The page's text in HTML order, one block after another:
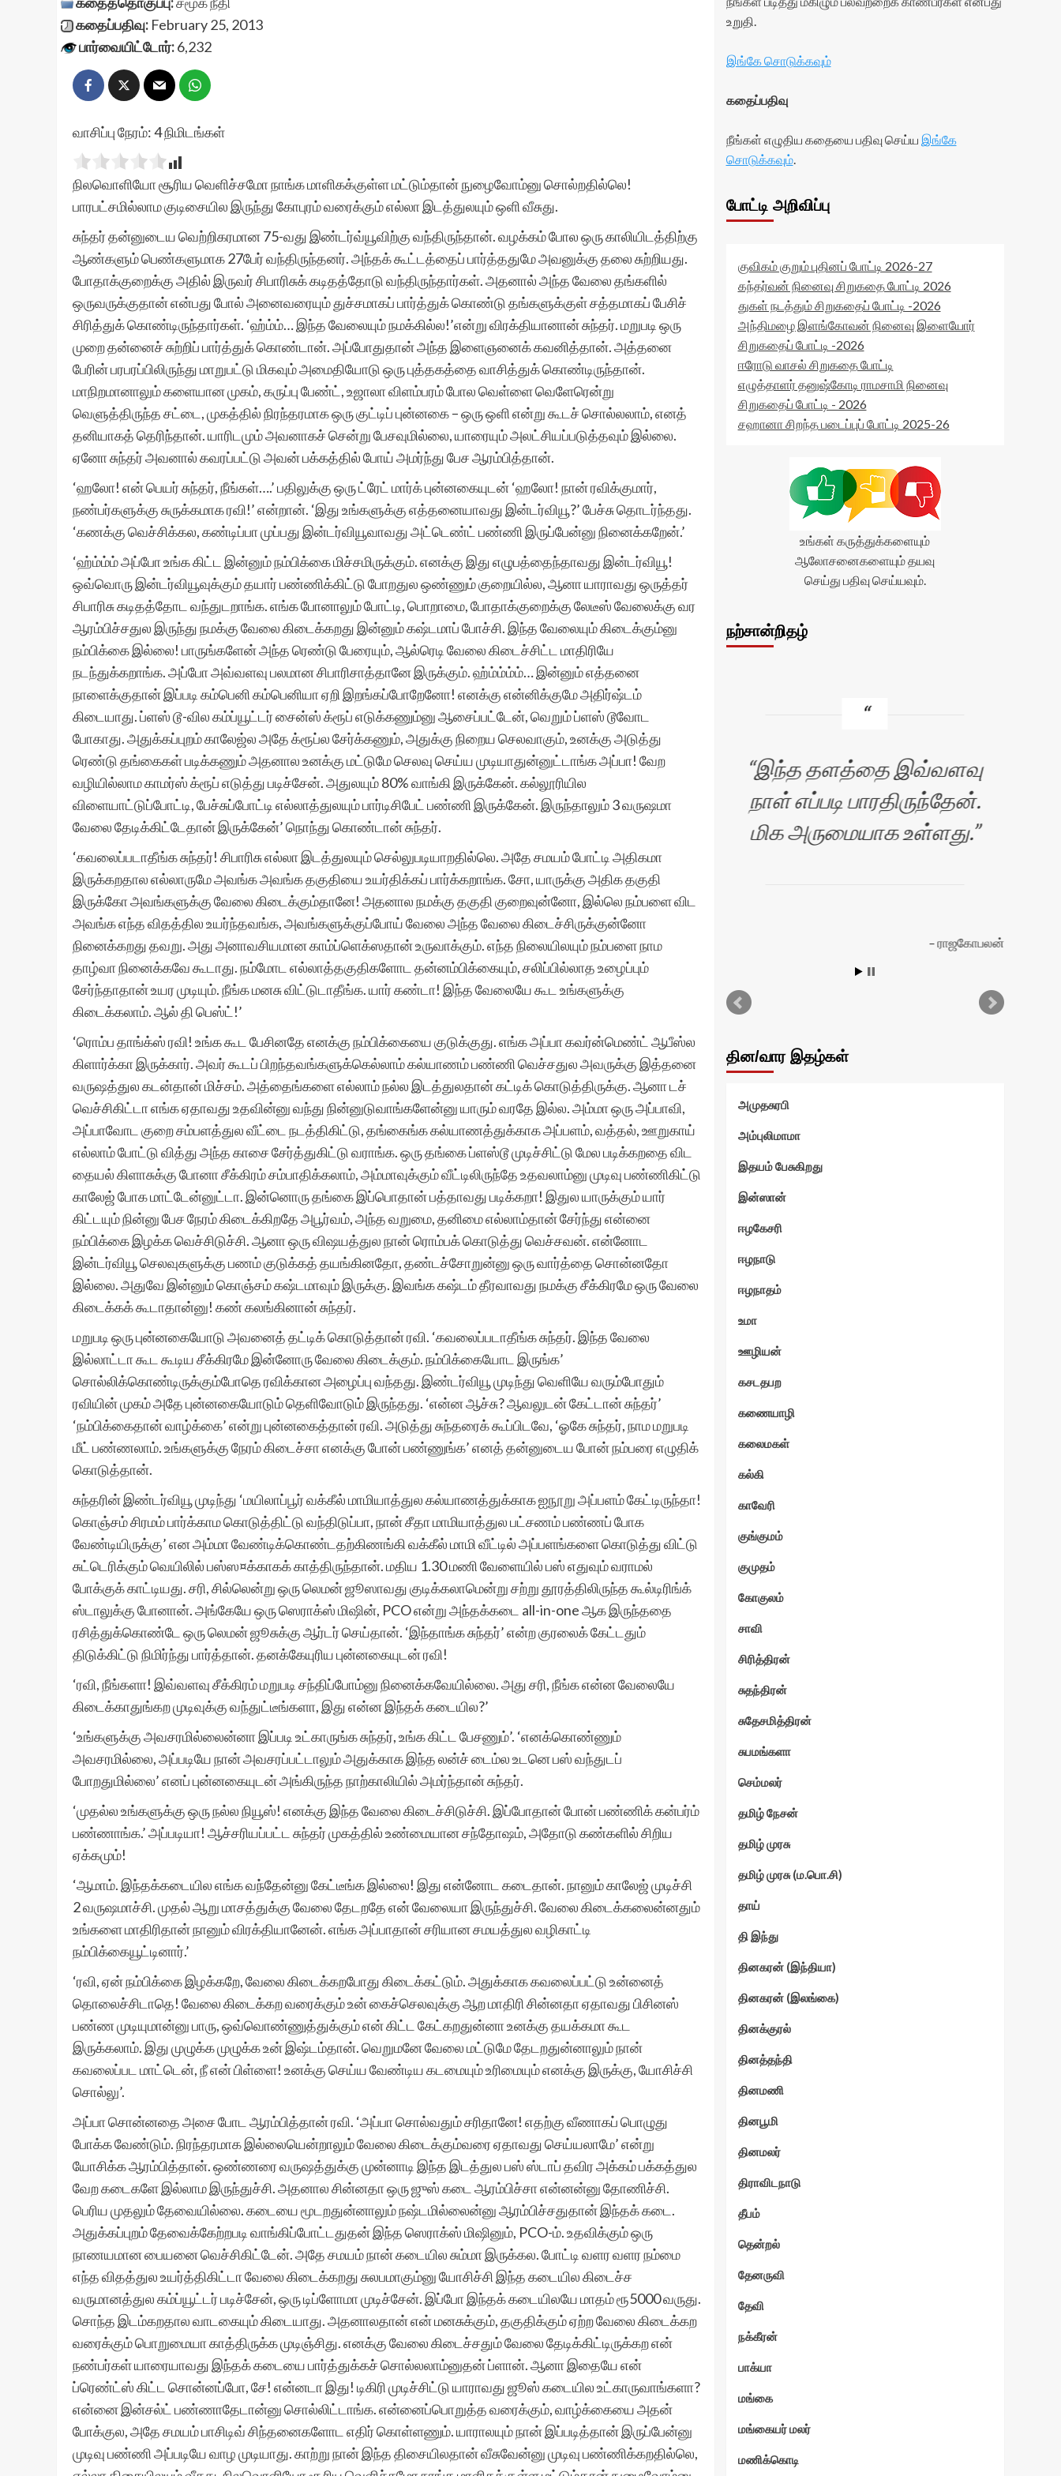
கதைப்பதிவு: February 25, 2013
பார்வையிட்டோர்:6,232
வாசிப்பு நேரம்:4நிமிடங்கள்
நிலவொளியோ சூரிய வெளிச்சமோ நாங்க மாளிகக்குள்ள மட்டும்தான் நுழைவோம்னு சொல்றதில்லெ!
பாரபட்சமில்லாம குடிசையில இருந்து கோபுரம் வரைக்கும் எல்லா இடத்துலயும் ஒளி வீசுது.
சுந்தர் தன்னுடைய வெற்றிகரமான 75-வது இண்டர்வ்யூவிற்கு வந்திருந்தான். வழக்கம் போல ஒரு காலியிடத்திற்கு
ஆண்களும் பெண்களுமாக 27பேர் வந்திருந்தனர். அந்தக் கூட்டத்தைப் பார்த்ததுமே அவனுக்கு தலை சுற்றியது.
போதாக்குறைக்கு அதில் இருவர் சிபாரிசுக் கடிதத்தோடு வந்திருந்தார்கள். அதனால் அந்த வேலை தங்களில்
ஒருவருக்குதான் என்பது போல் அனைவரையும் துச்சமாகப் பார்த்துக் கொண்டு தங்களுக்குள் சத்தமாகப் பேசிச்
சிரித்துக் கொண்டிருந்தார்கள். ‘ஹ்ம்ம்… இந்த வேலையும் நமக்கில்ல!’என்று விரக்தியானான் சுந்தர். மறுபடி ஒரு
முறை தன்னைச் சுற்றிப் பார்த்துக் கொண்டான். அப்போதுதான் அந்த இளைஞனைக் கவனித்தான். அத்தனை
பேரின் பரபரப்பிலிருந்து மாறுபட்டு மிகவும் அமைதியோடு ஒரு புத்தகத்தை வாசித்துக் கொண்டிருந்தான்.
மாநிறமானாலும் களையான முகம், கருப்பு பேண்ட், உஜாலா விளம்பரம் போல வெள்ளை வெளேரென்று
வெளுத்திருந்த சட்டை, முகத்தில் நிரந்தரமாக ஒரு குட்டிப் புன்னகை – ஒரு ஒளி என்று கூடச் சொல்லலாம், எனத்
தனியாகத் தெரிந்தான். யாரிடமும் அவனாகச் சென்று பேசவுமில்லை, யாரையும் அலட்சியப்படுத்தவும் இல்லை.
ஏனோ சுந்தர் அவனால் கவரப்பட்டு அவன் பக்கத்தில் போய் அமர்ந்து பேச ஆரம்பித்தான்.
‘ஹலோ! என் பெயர் சுந்தர், நீங்கள்….’ பதிலுக்கு ஒரு ட்ரேட் மார்க் புன்னகையுடன் ‘ஹலோ! நான் ரவிக்குமார்,
நண்பர்களுக்கு சுருக்கமாக ரவி!’ என்றான். ‘இது உங்களுக்கு எத்தனையாவது இன்டர்வியூ?’ பேச்சு தொடர்ந்தது.
‘கணக்கு வெச்சிக்கல, கண்டிப்பா முப்பது இன்டர்வியூவாவது அட்டெண்ட் பண்ணி இருப்பேன்னு நினைக்கறேன்.’
‘ஹ்ம்ம்ம் அப்போ உங்க கிட்ட இன்னும் நம்பிக்கை மிச்சமிருக்கும். எனக்கு இது எழுபத்தைந்தாவது இன்டர்வியூ!
ஒவ்வொரு இன்டர்வியூவுக்கும் தயார் பண்ணிக்கிட்டு போறதுல ஒண்ணும் குறையில்ல, ஆனா யாராவது ஒருத்தர்
சிபாரிசு கடிதத்தோட வந்துடறாங்க. எங்க போனாலும் போட்டி, பொறாமை, போதாக்குறைக்கு லேடீஸ் வேலைக்கு வர
ஆரம்பிச்சதுல இருந்து நமக்கு வேலை கிடைக்கறது இன்னும் கஷ்டமாப் போச்சி. இந்த வேலையும் கிடைக்கும்னு
நம்பிக்கை இல்லை! பாருங்களேன் அந்த ரெண்டு பேரையும், ஆல்ரெடி வேலை கிடைச்சிட்ட மாதிரியே
நடந்துக்கறாங்க. அப்போ அவ்வளவு பலமான சிபாரிசாத்தானே இருக்கும். ஹ்ம்ம்ம்ம்… இன்னும் எத்தனை
நாளைக்குதான் இப்படி கம்பெனி கம்பெனியா ஏறி இறங்கப்போறேனோ! எனக்கு என்னிக்குமே அதிர்ஷ்டம்
கிடையாது. ப்ளஸ் டூ-வில கம்ப்யூட்டர் சைன்ஸ் க்ரூப் எடுக்கணும்னு ஆசைப்பட்டேன், வெறும் ப்ளஸ் டூவோட
போகாது. அதுக்கப்புறம் காலேஜ்ல அதே க்ரூப்ல சேர்க்கணும், அதுக்கு நிறைய செலவாகும், உனக்கு அடுத்து
ரெண்டு தங்கைகள் படிக்கணும் அதனால உனக்கு மட்டுமே செலவு செய்ய முடியாதுன்னுட்டாங்க அப்பா! வேற
வழியில்லாம காமர்ஸ் க்ரூப் எடுத்து படிச்சேன். அதுலயும் 80% வாங்கி இருக்கேன். கல்லூரியில
விளையாட்டுப்போட்டி, பேச்சுப்போட்டி எல்லாத்துலயும் பார்டிசிபேட் பண்ணி இருக்கேன். இருந்தாலும் 3 வருஷமா
வேலை தேடிக்கிட்டேதான் இருக்கேன்’ நொந்து கொண்டான் சுந்தர்.
‘கவலைப்படாதீங்க சுந்தர்! சிபாரிசு எல்லா இடத்துலயும் செல்லுபடியாறதில்லெ. அதே சமயம் போட்டி அதிகமா
இருக்கறதால எல்லாருமே அவங்க அவங்க தகுதியை உயர்திக்கப் பார்க்கறாங்க. சோ, யாருக்கு அதிக தகுதி
இருக்கோ அவங்களுக்கு வேலை கிடைக்கும்தானே! அதனால நமக்கு தகுதி குறைவுன்னோ, இல்லெ நம்பளை விட
அவங்க எந்த விதத்தில உயர்ந்தவங்க, அவங்களுக்குப்போய் வேலை அந்த வேலை கிடைச்சிருக்குன்னோ
நினைக்கறது தவறு. அது அனாவசியமான காம்ப்ளெக்ஸதான் உருவாக்கும். எந்த நிலையிலயும் நம்பளை நாம
தாழ்வா நினைக்கவே கூடாது. நம்மோட எல்லாத்தகுதிகளோட தன்னம்பிக்கையும், சலிப்பில்லாத உழைப்பும்
சேர்ந்தாதான் உயர முடியும். நீங்க மனசு விட்டுடாதீங்க. யார் கண்டா! இந்த வேலையே கூட உங்களுக்கு
கிடைக்கலாம். ஆல் தி பெஸ்ட்!’
‘ரொம்ப தாங்க்ஸ் ரவி! உங்க கூட பேசினதே எனக்கு நம்பிக்கையை குடுக்குது. எங்க அப்பா கவர்ன்மெண்ட் ஆபீஸ்ல
கிளார்க்கா இருக்கார். அவர் கூடப் பிறந்தவங்களுக்கெல்லாம் கல்யாணம் பண்ணி வெச்சதுல அவருக்கு இத்தனை
வருஷத்துல கடன்தான் மிச்சம். அத்தைங்களை எல்லாம் நல்ல இடத்துலதான் கட்டிக் கொடுத்திருக்கு. ஆனா டச்
வெச்சிகிட்டா எங்க ஏதாவது உதவின்னு வந்து நின்னுடுவாங்களேன்னு யாரும் வரதே இல்ல. அம்மா ஒரு அப்பாவி,
அப்பாவோட குறை சம்பளத்துல வீட்டை நடத்திகிட்டு, தங்கைங்க கல்யாணத்துக்காக அப்பளம், வத்தல், ஊறுகாய்
எல்லாம் போட்டு வித்து அந்த காசை சேர்த்துகிட்டு வராங்க. ஒரு தங்கை ப்ளஸ்டூ முடிச்சிட்டு மேல படிக்கறதை விட
தையல் கிளாசுக்கு போனா சீக்கிரம் சம்பாதிக்கலாம், அம்மாவுக்கும் வீட்டிலிருந்தே உதவலாம்னு முடிவு பண்ணிகிட்டு
காலேஜ் போக மாட்டேன்னுட்டா. இன்னொரு தங்கை இப்பொதான் பத்தாவது படிக்கறா! இதுல யாருக்கும் யார்
கிட்டயும் நின்னு பேச நேரம் கிடைக்கிறதே அபூர்வம், அந்த வறுமை, தனிமை எல்லாம்தான் சேர்ந்து என்னை
நம்பிக்கை இழக்க வெச்சிடுச்சி. ஆனா ஒரு விஷயத்துல நான் ரொம்பக் கொடுத்து வெச்சவன். என்னோட
இன்டர்வியூ செலவுகளுக்கு பணம் குடுக்கத் தயங்கினதோ, தண்டச்சோறுன்னு ஒரு வார்த்தை சொன்னதோ
இல்லை. அதுவே இன்னும் கொஞ்சம் கஷ்டமாவும் இருக்கு. இவங்க கஷ்டம் தீரவாவது நமக்கு சீக்கிரமே ஒரு வேலை
கிடைக்கக் கூடாதான்னு! கண் கலங்கினான் சுந்தர்.
மறுபடி ஒரு புன்னகையோடு அவனைத் தட்டிக் கொடுத்தான் ரவி. ‘கவலைப்படாதீங்க சுந்தர். இந்த வேலை
இல்லாட்டா கூட கூடிய சீக்கிரமே இன்னோரு வேலை கிடைக்கும். நம்பிக்கையோட இருங்க’
சொல்லிக்கொண்டிருக்கும்போதெ ரவிக்கான அழைப்பு வந்தது. இண்டர்வியூ முடிந்து வெளியே வரும்போதும்
ரவியின் முகம் அதே புன்னகையோடும் தெளிவோடும் இருந்தது. ‘என்ன ஆச்சு? ஆவலுடன் கேட்டான் சுந்தர்’
‘நம்பிக்கைதான் வாழ்க்கை’ என்று புன்னகைத்தான் ரவி. அடுத்து சுந்தரைக் கூப்பிடவே, ‘ஓகே சுந்தர், நாம மறுபடி
மீட் பண்ணலாம். உங்களுக்கு நேரம் கிடைச்சா எனக்கு போன் பண்ணுங்க’ எனத் தன்னுடைய போன் நம்பரை எழுதிக்
கொடுத்தான்.
சுந்தரின் இண்டர்வியூ முடிந்து ‘மயிலாப்பூர் வக்கீல் மாமியாத்துல கல்யாணத்துக்காக ஐநூறு அப்பளம் கேட்டிருந்தா!
கொஞ்சம் சிரமம் பார்க்காம கொடுத்திட்டு வந்திடுப்பா, நான் சீதா மாமியாத்துல பட்சணம் பண்ணப் போக
வேண்டியிருக்கு’ என அம்மா வேண்டிக்கொண்டதற்கிணங்கி வக்கீல் மாமி வீட்டில் அப்பளங்களை கொடுத்து விட்டு
சுட்டெரிக்கும் வெயிலில் பஸ்ஸ¤க்காகக் காத்திருந்தான். மதிய 1.30 மணி வேளையில் பஸ் எதுவும் வராமல்
போக்குக் காட்டியது. சரி, சில்லென்று ஒரு லெமன் ஜூஸாவது குடிக்கலாமென்று சற்று தூரத்திலிருந்த கூல்டிரிங்க்
ஸ்டாலுக்கு போனான். அங்கேயே ஒரு ஸெராக்ஸ் மிஷின், PCO என்று அந்தக்கடை all-in-one ஆக இருந்ததை
ரசித்துக்கொண்டே ஒரு லெமன் ஜூசுக்கு ஆர்டர் செய்தான். ‘இந்தாங்க சுந்தர்’ என்ற குரலைக் கேட்டதும்
திடுக்கிட்டு நிமிர்ந்து பார்த்தான். தனக்கேயுரிய புன்னகையுடன் ரவி!
‘ரவி, நீங்களா! இவ்வளவு சீக்கிரம் மறுபடி சந்திப்போம்னு நினைக்கவேயில்லை. அது சரி, நீங்க என்ன வேலையே
கிடைக்காதுங்கற முடிவுக்கு வந்துட்டீங்களா, இது என்ன இந்தக் கடையில?’
‘உங்களுக்கு அவசரமில்லைன்னா இப்படி உட்காருங்க சுந்தர், உங்க கிட்ட பேசணும்’. ‘எனக்கொண்ணும்
அவசரமில்லை, அப்படியே நான் அவசரப்பட்டாலும் அதுக்காக இந்த லன்ச் டைம்ல உடனெ பஸ் வந்துடப்
போறதுமில்லை’ எனப் புன்னகையுடன் அங்கிருந்த நாற்காலியில் அமர்ந்தான் சுந்தர்.
‘முதல்ல உங்களுக்கு ஒரு நல்ல நியூஸ்! எனக்கு இந்த வேலை கிடைச்சிடுச்சி. இப்போதான் போன் பண்ணிக் கன்பர்ம்
பண்ணாங்க.’ அப்படியா! ஆச்சரியப்பட்ட சுந்தர் முகத்தில் உண்மையான சந்தோஷம், அதோடு கண்களில் சிறிய
ஏக்கமும்!
‘ஆமாம். இந்தக்கடையில எங்க வந்தேன்னு கேட்டீங்க இல்லை! இது என்னோட கடைதான். நானும் காலேஜ் முடிச்சி
2 வருஷமாச்சி. முதல் ஆறு மாசத்துக்கு வேலை தேடறதே என் வேலையா இருந்துச்சி. வேலை கிடைக்கலைன்னதும்
உங்களை மாதிரிதான் நானும் விரக்தியானேன். எங்க அப்பாதான் சரியான சமயத்துல வழிகாட்டி
நம்பிக்கையூட்டினார்.’
‘ரவி, ஏன் நம்பிக்கை இழக்கறே, வேலை கிடைக்கறபோது கிடைக்கட்டும். அதுக்காக கவலைப்பட்டு உன்னைத்
தொலைச்சிடாதெ! வேலை கிடைக்கற வரைக்கும் உன் கைச்செலவுக்கு ஆற மாதிரி சின்னதா ஏதாவது பிசினஸ்
பண்ண முடியுமான்னு பாரு, ஒவ்வொண்ணுத்துக்கும் என் கிட்ட கேட்கறதுன்னா உனக்கு தயக்கமா கூட
இருக்கலாம். இது முழுக்க முழுக்க உன் இஷ்டம்தான். வெறுமனே வேலை மட்டுமே தேடறதுன்னாலும் நான்
கவலைப்பட மாட்டென், நீ என் பிள்ளை! உனக்கு செய்ய வேண்டிய கடமையும் உரிமையும் எனக்கு இருக்கு, யோசிச்சி
சொல்லு’.
அப்பா சொன்னதை அசை போட ஆரம்பித்தான் ரவி. ‘அப்பா சொல்வதும் சரிதானே! எதற்கு வீணாகப் பொழுது
போக்க வேண்டும். நிரந்தரமாக இல்லையென்றாலும் வேலை கிடைக்கும்வரை ஏதாவது செய்யலாமே’ என்று
யோசிக்க ஆரம்பித்தான். ஒண்ணரை வருஷத்துக்கு முன்னாடி இந்த இடத்துல பஸ் ஸ்டாப் தவிர அக்கம் பக்கத்துல
வேற கடைகளே இல்லாம இருந்துச்சி. அதனால சின்னதா ஒரு ஜுஸ் கடை ஆரம்பிச்சா என்னன்னு தோணிச்சி.
பெரிய முதலும் தேவையில்லை. கடையை மூடறதுன்னாலும் நஷ்டமில்லைன்னு ஆரம்பிச்சதுதான் இந்தக் கடை.
அதுக்கப்புறம் தேவைக்கேற்றபடி வாங்கிப்போட்டதுதன் இந்த ஸெராக்ஸ் மிஷினும், PCO-ம். உதவிக்கும் ஒரு
நாணயமான பையனை வெச்சிகிட்டேன். அதே சமயம் நான் கடையில சும்மா இருக்கல. போட்டி வளர வளர நம்மை
எந்த விதத்துல உயர்த்திகிட்டா வேலை கிடைக்கறது சுலபமாகும்னு யோசிச்சி இந்த கடையில கிடைச்ச
வருமானத்துல கம்ப்யூட்டர் படிச்சேன், ஒரு டிப்ளோமா முடிச்சேன். இப்போ இந்தக் கடையிலயே மாதம் ரூ5000 வருது.
சொந்த இடம்கறதால வாடகையும் கிடையாது. அதனாலதான் என் மனசுக்கும், தகுதிக்கும் ஏற்ற வேலை கிடைக்கற
வரைக்கும் பொறுமையா காத்திருக்க முடிஞ்சிது. எனக்கு வேலை கிடைச்சதும் வேலை தேடிக்கிட்டிருக்கற என்
நண்பர்கள் யாரையாவது இந்தக் கடையை பார்த்துக்கச் சொல்லலாம்னுதன் ப்ளான். ஆனா இதையே என்
ப்ரெண்ட்ஸ் கிட்ட சொன்னப்போ, சே! என்னடா இது! டிகிரி முடிச்சிட்டு யாராவது ஜூஸ் கடையில உட்காருவாங்களா?
என்னை இன்சல்ட் பண்ணாதேடான்னு சொல்லிட்டாங்க. என்னைப்பொறுத்த வரைக்கும், வாழ்க்கையை அதன்
போக்குல, அதே சமயம் பாசிடிவ் சிந்தனைகளோட எதிர் கொள்ளணும். யாராலயும் நான் இப்படித்தான் இருப்பேன்னு
முடிவு பண்ணி அப்படியே வாழ முடியாது. காற்று நான் இந்த திசையிலதான் வீசுவேன்னு முடிவு பண்ணிக்கறதில்லெ,
உறுதி.
இங்கே சொடுக்கவும்
கதைப்பதிவு
நீங்கள் எழுதிய கதையை பதிவு செய்ய இங்கே
சொடுக்கவும்.
போட்டி அறிவிப்பு
குவிகம் குறும் புதினப் போட்டி 2026-27
கந்தர்வன் நினைவு சிறுகதை போட்டி 2026
துகள் நடத்தும் சிறுகதைப் போட்டி -2026
அந்திமழை இளங்கோவன் நினைவு இளையோர்
சிறுகதைப் போட்டி -2026
ஈரோடு வாசல் சிறுகதை போட்டி
எழுத்தாளர் தனுஷ்கோடி ராமசாமி நினைவு
சிறுகதைப் போட்டி - 2026
சஹானா சிறந்த படைப்புப் போட்டி 2025-26
உங்கள் கருத்துக்களையும்
ஆலோசனைகளையும் தயவு
செய்து பதிவு செய்யவும்.
நற்சான்றிதழ்
சிறுகதை என்னும்
அற்புதமான கலை
கொடுத்து அறிவியல்,
குடும்பம், க்ரைம் என்று
பலதரப்பட்ட
கதைகளை எழுதவும்
படிக்கவும் ஊக்குவித்து
தளத்தின் செயல்பாடு
மிகுந்த பாராட்டுக்குரியது.
நஞ்சப்பன் ஈரோடு
இந்த தளத்தை இவ்வளவு
நாள் எப்படி பாரதிருந்தேன்.
மிக அருமையாக உள்ளது.
ராஜகோபலன்
தின/வார இதழ்கள்
அமுதசுரபி
அம்புலிமாமா
இதயம் பேசுகிறது
இன்ஸான்
ஈழகேசரி
ஈழநாடு
ஈழநாதம்
உமா
ஊழியன்
கசடதபற
கணையாழி
கலைமகள்
கல்கி
காவேரி
குங்குமம்
குமுதம்
கோகுலம்
சாவி
சிரித்திரன்
சுதந்திரன்
சுதேசமித்திரன்
சுபமங்களா
செம்மலர்
தமிழ் நேசன்
தமிழ் முரசு
தமிழ் முரசு (ம.பொ.சி)
தாய்
தி இந்து
தினகரன் (இந்தியா)
தினகரன் (இலங்கை)
தினக்குரல்
தினத்தந்தி
தினமணி
தினபூமி
தினமலர்
திராவிடநாடு
தீபம்
தென்றல்
தேனருவி
தேவி
நக்கீரன்
பாக்யா
மங்கை
மங்கையர் மலர்
மணிக்கொடி